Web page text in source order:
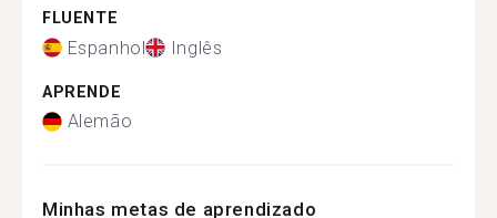
FLUENTE
Espanhol Inglês
APRENDE
Alemão
Minhas metas de aprendizado